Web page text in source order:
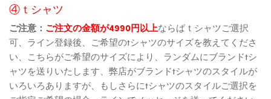
④ｔシャツ
ご注意： ご注文の金額が4990円以上ならばｔシャツご選択
可、ライン登録後、ご希望のtシャツのサイズを教えてくださ
い、こちらがご希望のサイズにより、ランダムにブランドtシ
ャツを送りいたします、弊店がブランドtシャツのスタイルが
いろいろありますが、もしさらにtシャツのスタイルご選択を